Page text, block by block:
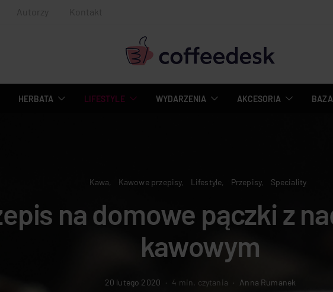
Autorzy Kontakt
HERBATA LIFESTYLE WYDARZENIA AKCESORIA
Kawa Kawowe przepisy Lifestyle Przepisy Speciality
na domowe pączki z
kawowym
20 lutego 2020 4 min. czytania Anna Rumanek